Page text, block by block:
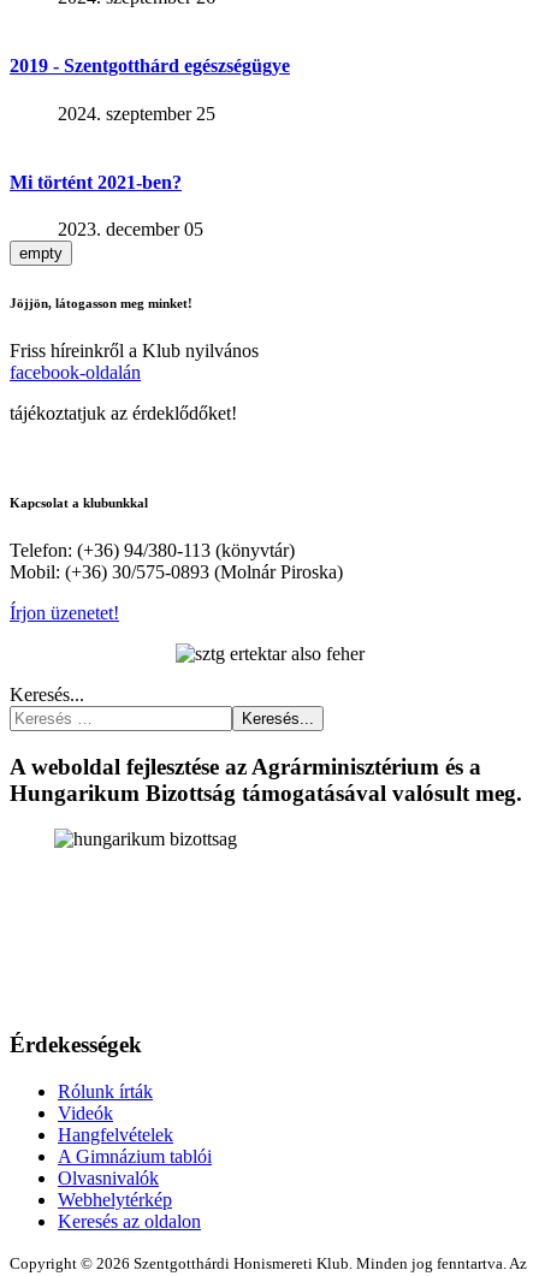
2019 - Szentgotthárd egészségügye
2024. szeptember 25
Mi történt 2021-ben?
2023. december 05
empty
Jöjjön, látogasson meg minket!
Friss híreinkről a Klub nyilvános
facebook-oldalán
tájékoztatjuk az érdeklődőket!
Kapcsolat a klubunkkal
Telefon: (+36) 94/380-113 (könyvtár)
Mobil: (+36) 30/575-0893 (Molnár Piroska)
Írjon üzenetet!
Keresés...
Keresés...
A weboldal fejlesztése az Agrárminisztérium és a
Hungarikum Bizottság támogatásával valósult meg.
Érdekességek
Rólunk írták
Videók
Hangfelvételek
A Gimnázium tablói
Olvasnivalók
Webhelytérkép
Keresés az oldalon
Copyright © 2026 Szentgotthárdi Honismereti Klub. Minden jog fenntartva. Az